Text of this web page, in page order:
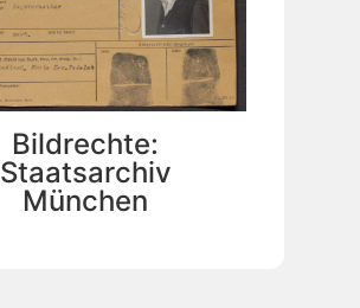
Bildrechte:
Staatsarchiv
München